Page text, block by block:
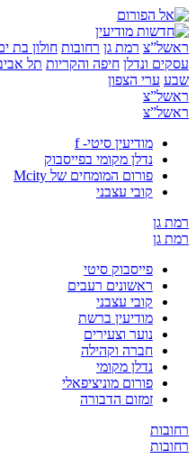
רמת גן רחובות חולון בת ים
ונדלן חיפה והקריות תל אביב
ערי הצפון
מודיעין סיטי- f
נדלן מקומי בפייסבוק
פורום המומחים של Mcity
קובי עצבני
פייסבוק סיטי
ראשונים רעבים
קובי עצבני
מודיעין ברשת
נוער וצעירים
חברה וקהילה
נדלן מקומי
פורום מוניציפאלי
זמזום הדבורה